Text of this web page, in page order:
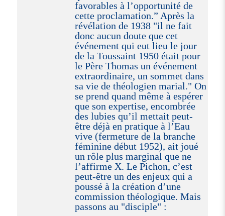
favorables à l’opportunité de
cette proclamation.” Après la
révélation de 1938 "il ne fait
donc aucun doute que cet
événement qui eut lieu le jour
de la Toussaint 1950 était pour
le Père Thomas un événement
extraordinaire, un sommet dans
sa vie de théologien marial." On
se prend quand même à espérer
que son expertise, encombrée
des lubies qu’il mettait peut-
être déjà en pratique à l’Eau
vive (fermeture de la branche
féminine début 1952), ait joué
un rôle plus marginal que ne
l’affirme X. Le Pichon, c’est
peut-être un des enjeux qui a
poussé à la création d’une
commission théologique. Mais
passons au "disciple" :